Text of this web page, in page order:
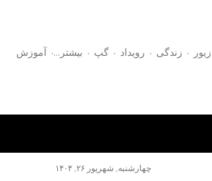
زیور زندگی رویداد گپ ‏بیشتر… آموزش
چهارشنبه, شهریور ۲۶, ۱۴۰۴